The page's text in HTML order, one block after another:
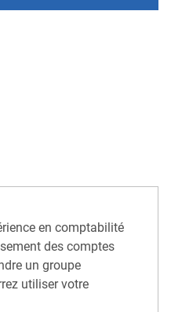
en comptabilité
des comptes
un groupe
utiliser votre